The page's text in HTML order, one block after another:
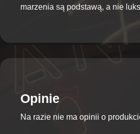
marzenia są podstawą, a nie
Opinie
Na razie nie ma opinii o